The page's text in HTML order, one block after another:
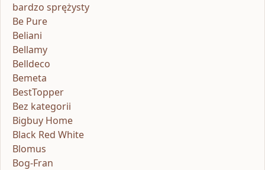
bardzo sprężysty
Be Pure
Beliani
Bellamy
Belldeco
Bemeta
BestTopper
Bez kategorii
Bigbuy Home
Black Red White
Blomus
Bog-Fran